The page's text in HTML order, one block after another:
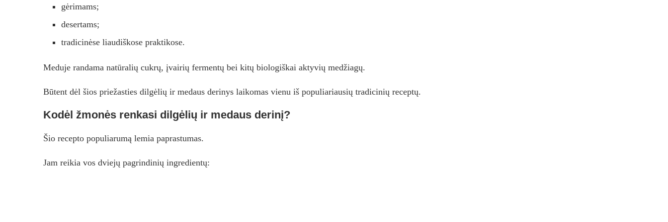
gėrimams;
desertams;
tradicinėse liaudiškose praktikose.
Meduje randama natūralių cukrų, įvairių fermentų bei kitų biologiškai aktyvių medžiagų.
Būtent dėl šios priežasties dilgėlių ir medaus derinys laikomas vienu iš populiariausių tradicinių receptų.
Kodėl žmonės renkasi dilgėlių ir medaus derinį?
Šio recepto populiarumą lemia paprastumas.
Jam reikia vos dviejų pagrindinių ingredientų: